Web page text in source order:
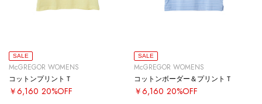
SALE
McGREGOR WOMENS
コットンプリントＴ
￥6,160 20%OFF
SALE
McGREGOR WOMENS
コットンボーダー＆プリントＴ
￥6,160 20%OFF